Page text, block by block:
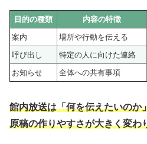
目的の種類 内容の特徴
案内
場所や行動を伝える
呼び出し
特定の人に向けた連絡
お知らせ
全体への共有事項
館内放送は「何を伝えたいのか
原稿の作りやすさが大きく変わ